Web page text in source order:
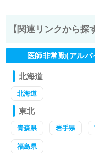
【関連リンクから探
医師非常勤(アル
北海道
北海道
東北
青森県 岩手県
福島県